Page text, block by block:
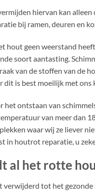
hiervan kan
bij ramen, deuren en
hout geen weerstand
soort aantasting.
van de stoffen van de
dit is best moeilijk met ons
ontstaan van
van meer dan
waar wij ze liever
in houtrot reparatie, u
al het rotte
tot het